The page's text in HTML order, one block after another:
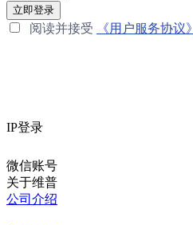
立即登录
阅读并接受 《用户服务协议》
IP登录
微信账号
关于维普
公司介绍